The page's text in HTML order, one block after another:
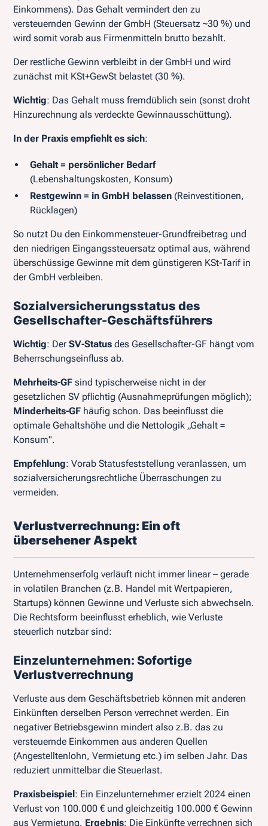
Einkommens). Das Gehalt vermindert den zu
versteuernden Gewinn der GmbH (Steuersatz ~30 %) und
wird somit vorab aus Firmenmitteln brutto bezahlt.
Der restliche Gewinn verbleibt in der GmbH und wird
zunächst mit KSt+GewSt belastet (30 %).
Wichtig: Das Gehalt muss fremdüblich sein (sonst droht
Hinzurechnung als verdeckte Gewinnausschüttung).
In der Praxis empfiehlt es sich:
Gehalt = persönlicher Bedarf
(Lebenshaltungskosten, Konsum)
Restgewinn = in GmbH belassen (Reinvestitionen,
Rücklagen)
So nutzt Du den Einkommensteuer-Grundfreibetrag und
den niedrigen Eingangssteuersatz optimal aus, während
überschüssige Gewinne mit dem günstigeren KSt-Tarif in
der GmbH verbleiben.
Sozialversicherungsstatus des
Gesellschafter-Geschäftsführers
Wichtig: DerSV-Status des Gesellschafter-GF hängt vom
Beherrschungseinfluss ab.
Mehrheits-GF sind typischerweise nicht in der
gesetzlichen SV pflichtig (Ausnahmeprüfungen möglich);
Minderheits-GF häufig schon. Das beeinflusst die
optimale Gehaltshöhe und die Nettologik „Gehalt =
Konsum".
Empfehlung: Vorab Statusfeststellung veranlassen, um
sozialversicherungsrechtliche Überraschungen zu
vermeiden.
Verlustverrechnung: Ein oft
übersehener Aspekt
Unternehmenserfolg verläuft nicht immer linear – gerade
in volatilen Branchen (z.B. Handel mit Wertpapieren,
Startups) können Gewinne und Verluste sich abwechseln.
Die Rechtsform beeinflusst erheblich, wie Verluste
steuerlich nutzbar sind:
Einzelunternehmen: Sofortige
Verlustverrechnung
Verluste aus dem Geschäftsbetrieb können mit anderen
Einkünften derselben Person verrechnet werden. Ein
negativer Betriebsgewinn mindert also z.B. das zu
versteuernde Einkommen aus anderen Quellen
(Angestelltenlohn, Vermietung etc.) im selben Jahr. Das
reduziert unmittelbar die Steuerlast.
Praxisbeispiel: Ein Einzelunternehmer erzielt 2024 einen
Verlust von 100.000 € und gleichzeitig 100.000 € Gewinn
aus Vermietung. Ergebnis: Die Einkünfte verrechnen sich